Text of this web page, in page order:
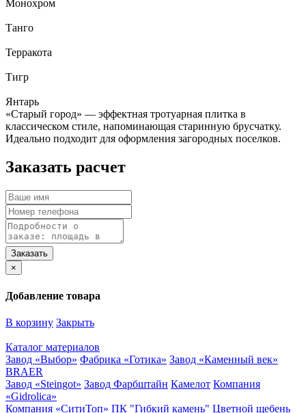
Монохром
Танго
Терракота
Тигр
Янтарь
«Старый город» — эффектная тротуарная плитка в
классическом стиле, напоминающая старинную брусчатку.
Идеально подходит для оформления загородных поселков.
Заказать расчет
×
Добавление товара
В корзину Закрыть
Каталог материалов
Завод «Выбор» Фабрика «Готика» Завод «Каменный век»
BRAER
Завод «Steingot» Завод Фарбштайн Камелот Компания
«Gidrolica»
Компания «СитиТоп» ПК "Гибкий камень" Цветной щебень